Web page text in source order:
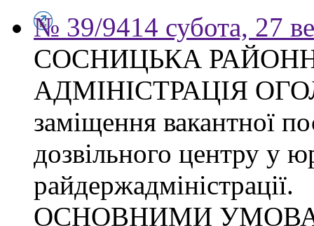
№ 39/9414 субота, 27
СОСНИЦЬКА
АДМІНІСТРАЦІЯ
заміщення вакантної
дозвільного центру у
райдержадміністрації.
ОСНОВНИМИ